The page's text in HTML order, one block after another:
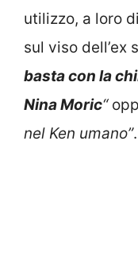
utilizzo, a loro
sul viso dell’ex
basta con la
Nina Moric“
nel Ken umano”.